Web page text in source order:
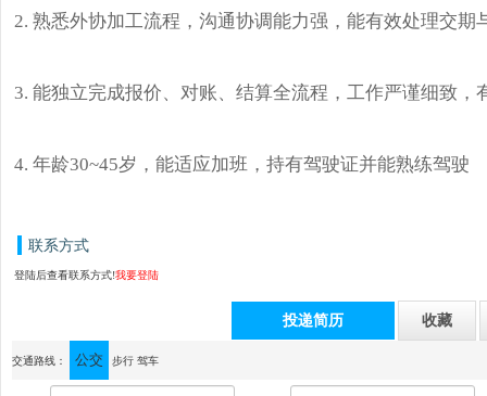
2. 熟悉外协加工流程，沟通协调能力强，能有效处理交期
3. 能独立完成报价、对账、结算全流程，工作严谨细致，
4. 年龄30~45岁，能适应加班，持有驾驶证并能熟练驾驶
联系方式
登陆后查看联系方式!我要登陆
投递简历 收藏
通讯地址：中山市横栏镇永兴工业区富庆一路 13号 顶光照明有限公司
交通路线： 公交 步行 驾车